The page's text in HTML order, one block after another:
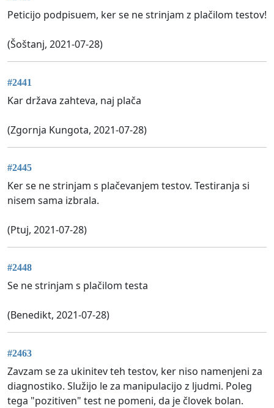
Peticijo podpisuem, ker se ne strinjam z plačilom testov!
(Šoštanj, 2021-07-28)
#2441
Kar država zahteva, naj plača
(Zgornja Kungota, 2021-07-28)
#2445
Ker se ne strinjam s plačevanjem testov. Testiranja si
nisem sama izbrala.
(Ptuj, 2021-07-28)
#2448
Se ne strinjam s plačilom testa
(Benedikt, 2021-07-28)
#2463
Zavzam se za ukinitev teh testov, ker niso namenjeni za
diagnostiko. Služijo le za manipulacijo z ljudmi. Poleg
tega "pozitiven" test ne pomeni, da je človek bolan.